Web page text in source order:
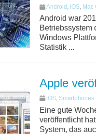
Android , iOS, Mac
Android war
Betriebssystem
Windows
Statistik ...
Apple
iOS, Smartphones
Eine gute
veröffentlicht
System, das